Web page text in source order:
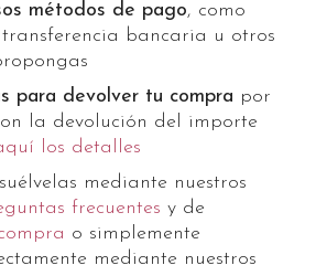
métodos de pago, como
bancaria u otros
para devolver tu compra por
la devolución del importe
los detalles
mediante nuestros
frecuentes y de
o simplemente
mediante nuestros